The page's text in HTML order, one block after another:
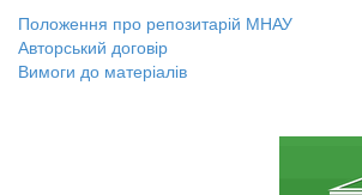
Положення про репозитарій МНАУ
Авторський договір
Вимоги до матеріалів